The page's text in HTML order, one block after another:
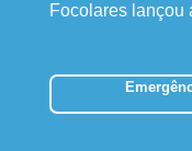
Focolares lançou